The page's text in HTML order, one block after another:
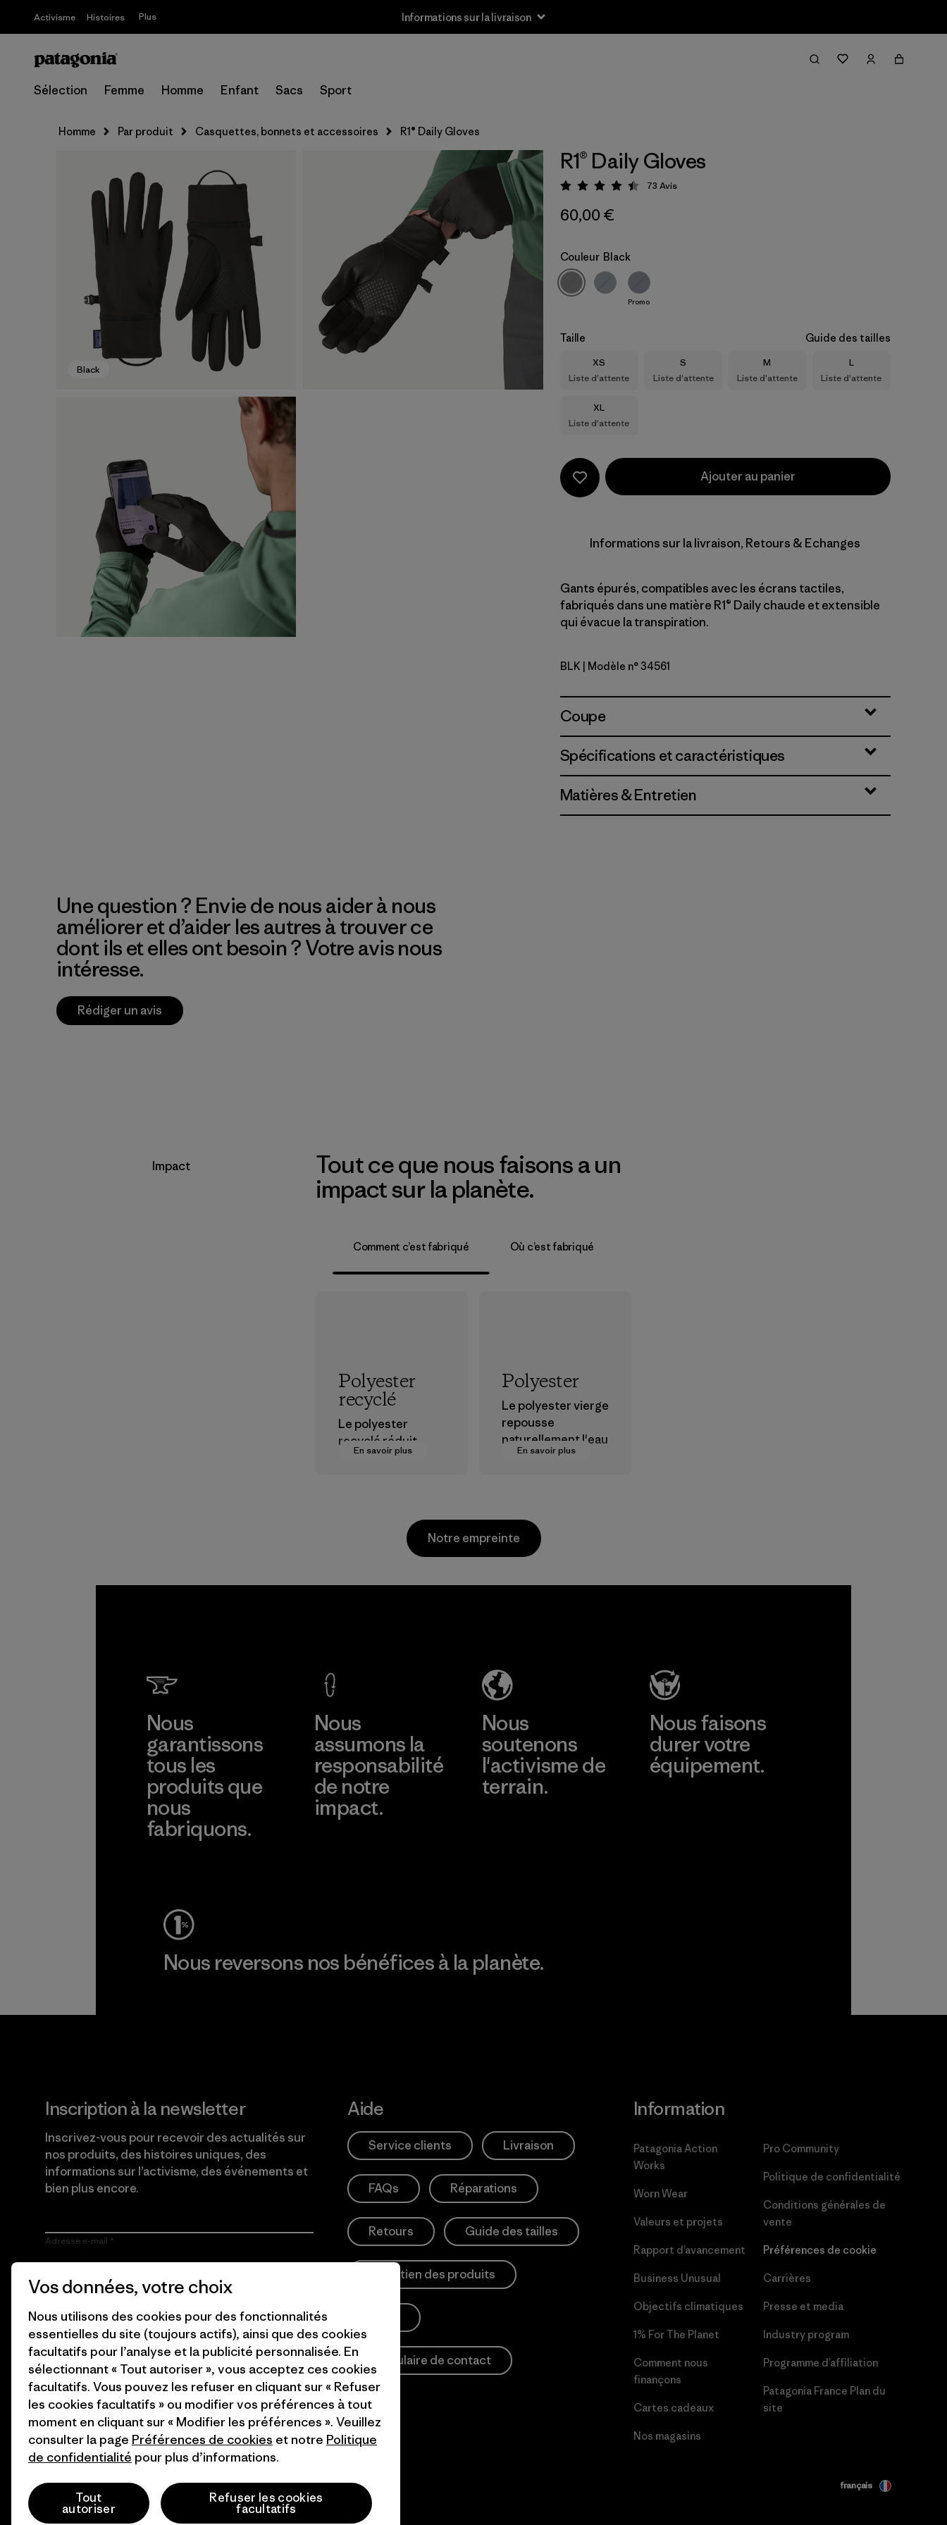
Activisme Histoires Plus Informations sur la livraison
Sélection Femme Homme Enfant Sacs Sport
Homme Par produit Casquettes, bonnets et accessoires R1® Daily Gloves
Black
R1® Daily Gloves
Évaluation: 4.4 / 5
73 Avis
60,00 €
Couleur Black
Promo
Taille Guide des tailles
Taille
XS
Liste d'attente
Taille
S
Liste d'attente
Taille
M
Liste d'attente
Taille
L
Liste d'attente
Taille
XL
Liste d'attente
Ajouter au panier
Informations sur la livraison, Retours & Echanges
Gants épurés, compatibles avec les écrans tactiles,
fabriqués dans une matière R1® Daily chaude et extensible
qui évacue la transpiration.
Black
BLK | Modèle n° 34561
Coupe
Spécifications et caractéristiques
Matières & Entretien
Une question ? Envie de nous aider à nous
améliorer et d’aider les autres à trouver ce
dont ils et elles ont besoin ? Votre avis nous
intéresse.
Rédiger un avis
Impact
Tout ce que nous faisons a un
impact sur la planète.
Comment c’est fabriqué Où c’est fabriqué
En savoir plus
Polyester
recyclé
Le polyester
recyclé réduit
notre dépendance
En savoir plus
Polyester
Le polyester vierge
repousse
naturellement l'eau
et est très
En savoir plus
Notre empreinte
Nous
garantissons
tous les
produits que
nous
fabriquons.
Nous
assumons la
responsabilité
de notre
impact.
Nous
soutenons
l'activisme de
terrain.
Nous faisons
durer votre
équipement.
Nous reversons nos bénéfices à la planète.
Inscription à la newsletter
Inscrivez-vous pour recevoir des actualités sur
nos produits, des histoires uniques, des
informations sur l’activisme, des événements et
bien plus encore.
Adresse e-mail
En cliquant sur le bouton S’inscrire, j’accepte que Patagonia
utilise mon adresse e-mail pour m’envoyer des e-mails
sensibilisation à l’activisme, les informations sur les événements
et autres, conformément à laPolitique de confidentialitéde
Patagonia.
S’inscrire
Aide
Service clients Livraison
FAQs Réparations
Retours Guide des tailles
Entretien des produits
Formulaire de contact
Information
Patagonia Action
Works
Worn Wear
Valeurs et projets
Rapport d’avancement
Business Unusual
Objectifs climatiques
1% For The Planet
Comment nous
finançons
Cartes cadeaux
Nos magasins
Pro Community
Politique de confidentialité
Conditions générales de
vente
Préférences de cookie
Carrières
Presse et media
Industry program
Programme d’affiliation
Patagonia France Plan du
site
© 2026 Patagonia, Inc. All Rights Reserved. français
Vos données, votre choix
Nous utilisons des cookies pour des fonctionnalités
essentielles du site (toujours actifs), ainsi que des cookies
facultatifs pour l’analyse et la publicité personnalisée. En
sélectionnant « Tout autoriser », vous acceptez ces cookies
facultatifs. Vous pouvez les refuser en cliquant sur « Refuser
les cookies facultatifs » ou modifier vos préférences à tout
moment en cliquant sur « Modifier les préférences ». Veuillez
consulter la page Préférences de cookies et notre Politique
de confidentialité pour plus d’informations.
Tout
autoriser
Refuser les cookies
facultatifs